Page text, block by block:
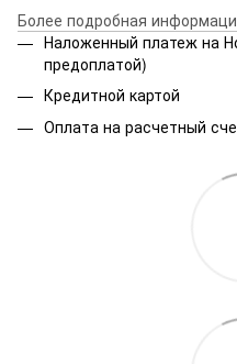
Более подробная
Наложенный платеж на
предоплатой)
Кредитной картой
Оплата на расчетный